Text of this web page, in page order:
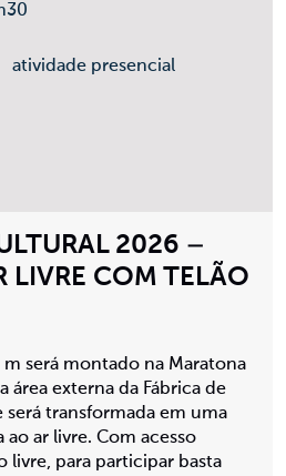
2026 –
LIVRE COM TELÃO
será montado na Maratona
área externa da Fábrica de
será transformada em uma
ao ar livre. Com acesso
livre, para participar basta
atividade presencial